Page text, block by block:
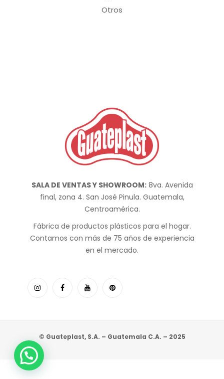
Otros
SALA DE VENTAS Y SHOWROOM:8va. Avenida
final, zona 4. San José Pinula. Guatemala,
Centroamérica.
Fábrica de productos plásticos para el hogar.
Contamos con más de 75 años de experiencia
en el mercado.
© Guateplast, S.A. – Guatemala C.A. – 2025